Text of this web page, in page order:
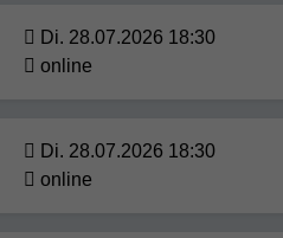
Di. 28.07.2026 18:30
online
Di. 28.07.2026 18:30
online